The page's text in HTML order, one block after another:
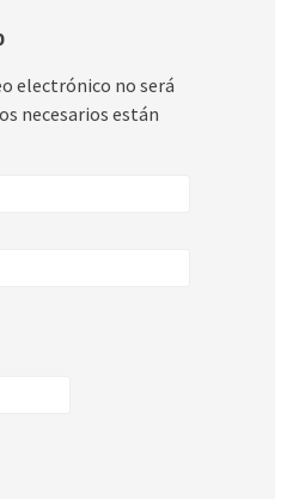
electrónico no será
necesarios están